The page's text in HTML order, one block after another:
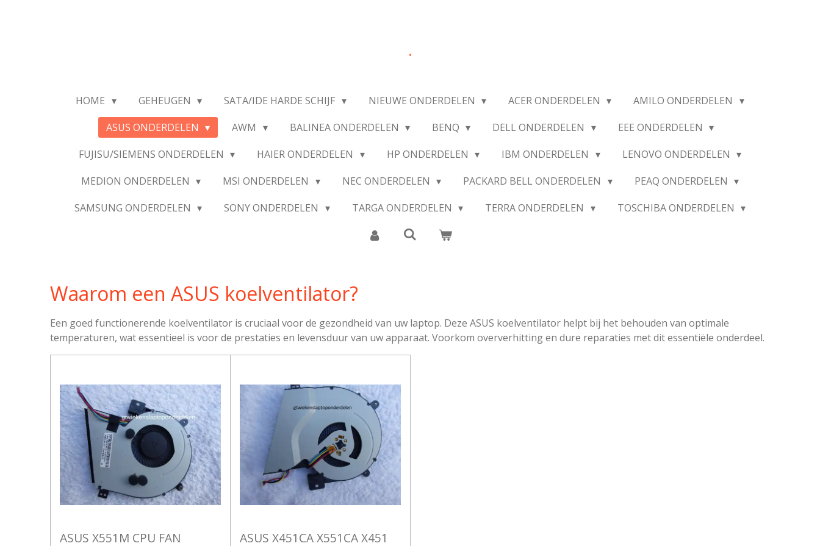
.
HOME GEHEUGEN SATA/IDE HARDE SCHIJF NIEUWE ONDERDELEN ACER ONDERDELEN
AMILO ONDERDELEN
ASUS ONDERDELEN
AWM BALINEA ONDERDELEN BENQ DELL ONDERDELEN
EEE ONDERDELEN
FUJISU/SIEMENS ONDERDELEN
HAIER ONDERDELEN HP ONDERDELEN IBM ONDERDELEN
LENOVO ONDERDELEN
MEDION ONDERDELEN
MSI ONDERDELEN NEC ONDERDELEN PACKARD BELL ONDERDELEN
PEAQ ONDERDELEN
SAMSUNG ONDERDELEN
SONY ONDERDELEN TARGA ONDERDELEN TERRA ONDERDELEN TOSCHIBA ONDERDELEN
Waarom een ASUS koelventilator?
Een goed functionerende koelventilator is cruciaal voor de gezondheid van uw laptop. Deze ASUS koelventilator helpt bij het behouden van optimale
temperaturen, wat essentieel is voor de prestaties en levensduur van uw apparaat. Voorkom oververhitting en dure reparaties met dit essentiële onderdeel.
ASUS X551M CPU FAN
ASUS X451CA X551CA X451